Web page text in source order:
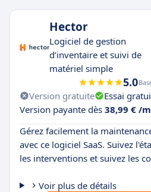
Hector
Logiciel de gestion
d’inventaire et suivi de
matériel simple
5.0
Version gratuite Essai
Version payante dès 38,99 € /
Gérez facilement la
avec ce logiciel SaaS. Suivez
les interventions et suivez les
Voir plus de détails